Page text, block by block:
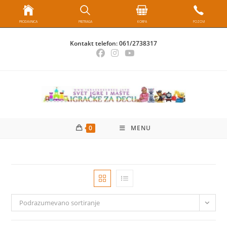
Kontakt telefon:061/2738317
0 MENU
Podrazumevano sortiranje
PRODAVNICA PRETRAGA KORPA POZOVI